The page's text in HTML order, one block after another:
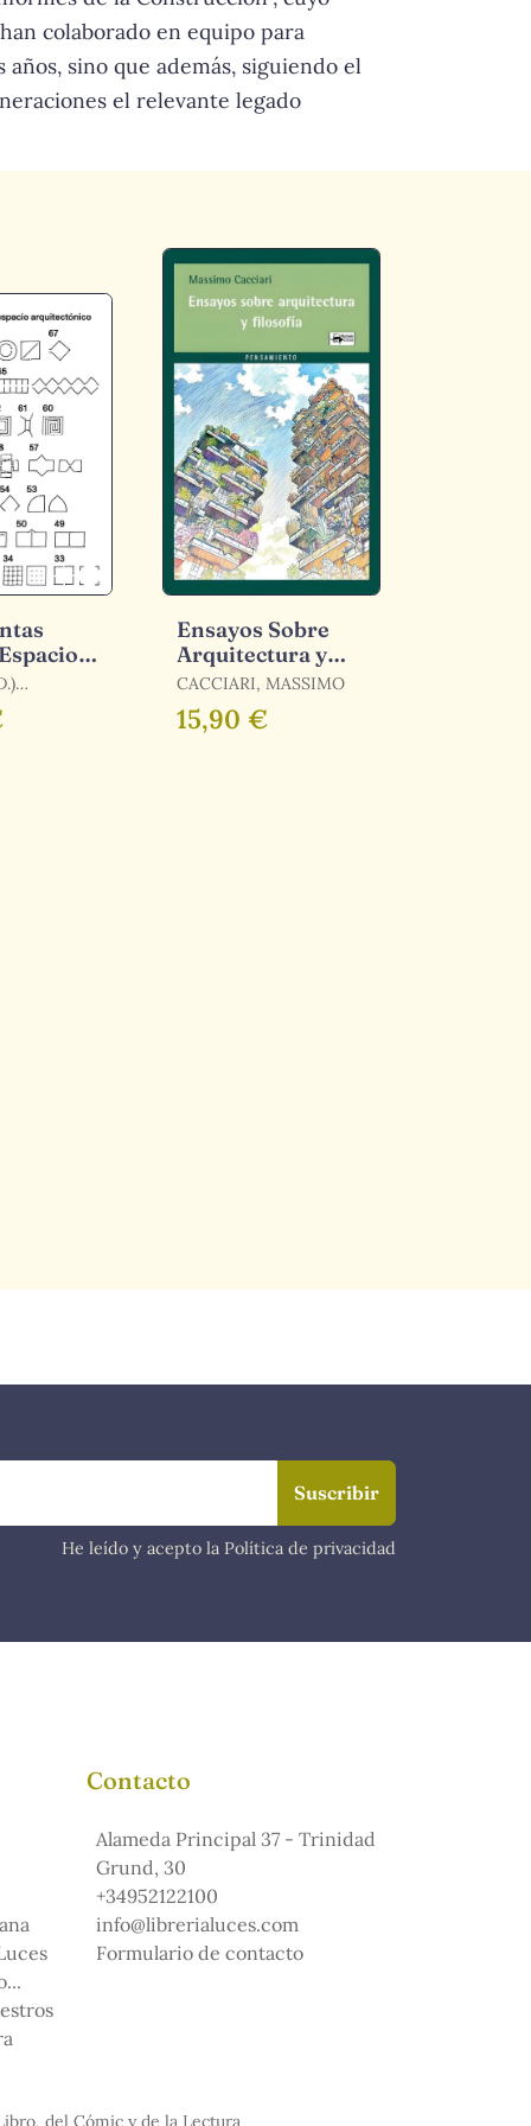
colaborado en equipo para
sino que además, siguiendo el
el relevante legado
Ensayos Sobre
Arquitectura y
Filosofía
CACCIARI, MASSIMO
15,90 €
He leído y acepto la Política de privacidad
Contacto
Alameda Principal 37 - Trinidad
Grund, 30
+34952122100
info@librerialuces.com
Formulario de contacto
del Cómic y de la Lectura